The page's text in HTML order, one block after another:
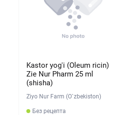
Kastor yog'i (Oleum ricin)
Zie Nur Pharm 25 ml
(shisha)
Ziyo Nur Farm (O`zbekiston)
Без рецепта